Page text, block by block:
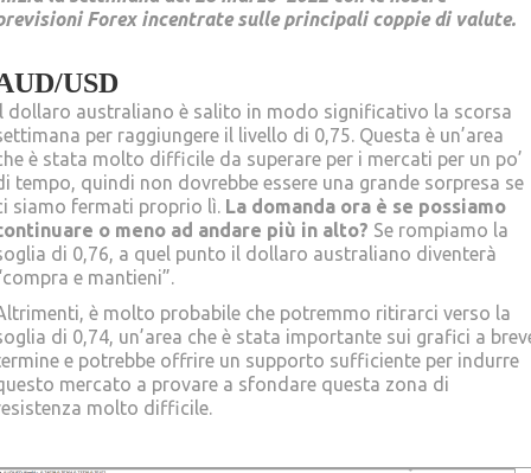
Forex incentrate sulle principali coppie di valute.
USD
dollaro australiano è salito in modo significativo la scorsa
per raggiungere il livello di 0,75. Questa è un’area
è stata molto difficile da superare per i mercati per un po’
tempo, quindi non dovrebbe essere una grande sorpresa se
siamo fermati proprio lì. La domanda ora è se possiamo
o meno ad andare più in alto? Se rompiamo la
di 0,76, a quel punto il dollaro australiano diventerà
e mantieni”.
è molto probabile che potremmo ritirarci verso la
di 0,74, un’area che è stata importante sui grafici a
e potrebbe offrire un supporto sufficiente per indurre
mercato a provare a sfondare questa zona di
molto difficile.